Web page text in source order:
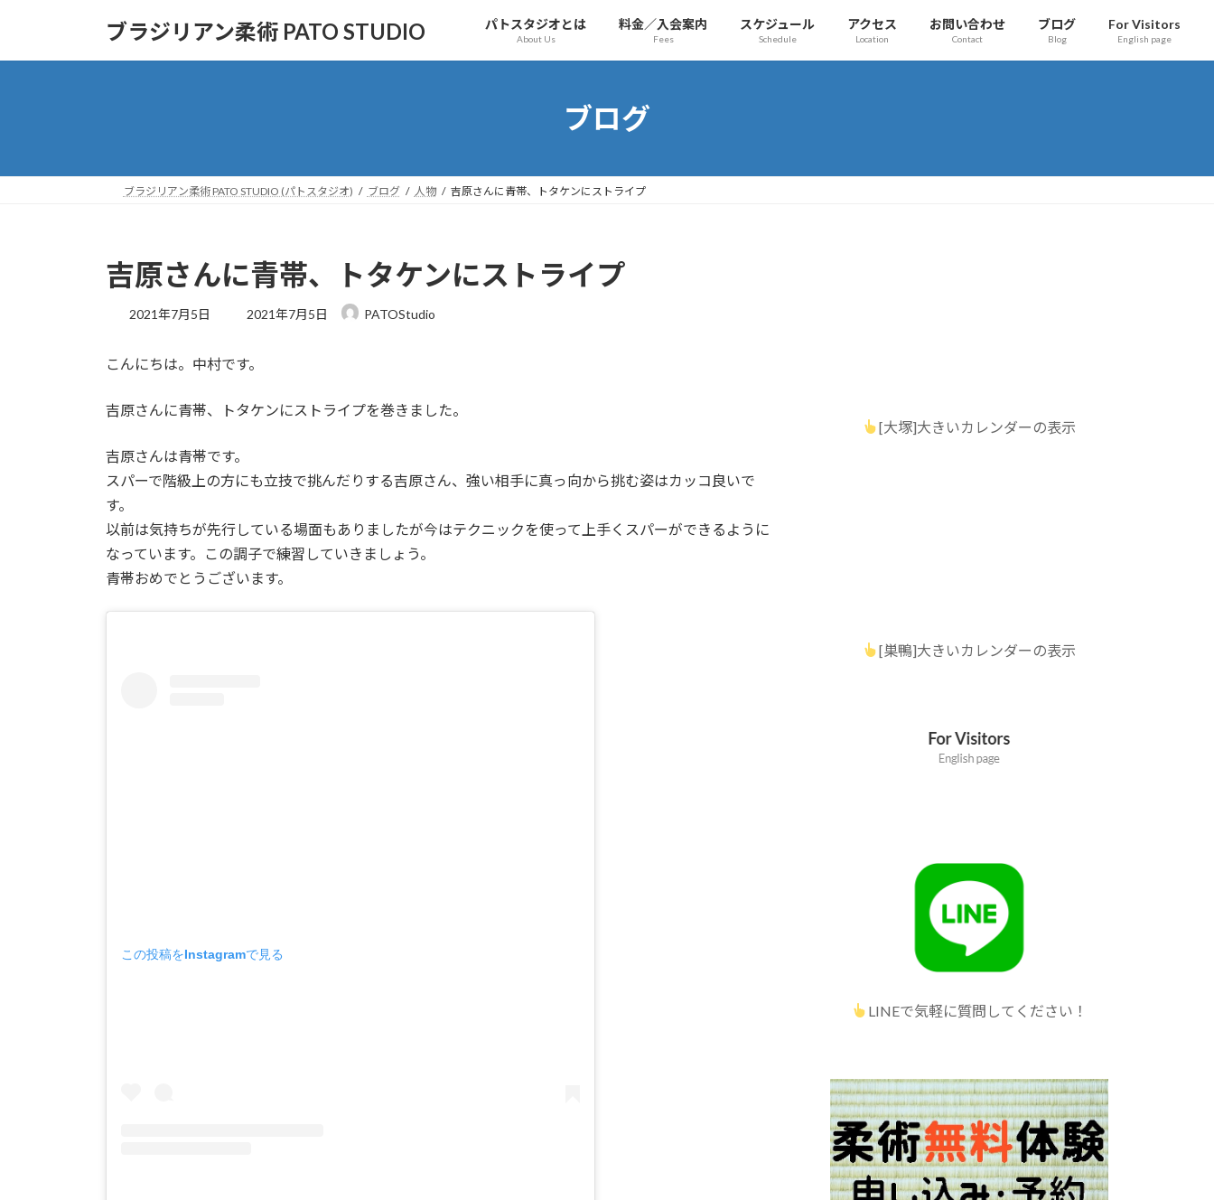
ブラジリアン柔術 PATO STUDIO パトスタジオとは
About Us
料金／入会案内
Fees
スケジュール
Schedule
アクセス
Location
お問い合わせ
Contact
ブログ
Blog
For Visitors
English page
ブログ
ブラジリアン柔術 PATO STUDIO (パトスタジオ) ブログ 人物 吉原さんに青帯、トタケンにストライプ
吉原さんに青帯、トタケンにストライプ
2021年7月5日
最
新
時
:
2021年7月5日 PATOStudio
こんにちは。中村です。
吉原さんに青帯、トタケンにストライプを巻きました。
吉原さんは青帯です。
スパーで階級上の方にも立技で挑んだりする吉原さん、強い相手に真っ向から挑む姿はカッコ良いで
す。
以前は気持ちが先行している場面もありましたが今はテクニックを使って上手くスパーができるように
なっています。この調子で練習していきましょう。
青帯おめでとうございます。
この投稿をInstagramで見る
[大塚]大きいカレンダーの表示
[巣鴨]大きいカレンダーの表示
LINEで気軽に質問してください！